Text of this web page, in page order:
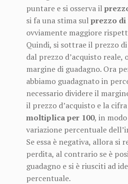
puntare e si osserva il
si fa una stima sulprezzo
ovviamente maggiore
Quindi, si sottrae il prezzo
dal prezzo d’acquisto
margine di guadagno. Ora
abbiamo guadagnato in
necessario dividere il
il prezzo d’acquisto e la
moltiplica per 100, in
variazione percentuale
Se essa è negativa, allora si
perdita, al contrario se è
guadagno e si è riusciti ad
percentuale.